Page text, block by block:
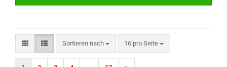
Sortieren nach
Sortieren nach 16 pro Seite
pro Seite